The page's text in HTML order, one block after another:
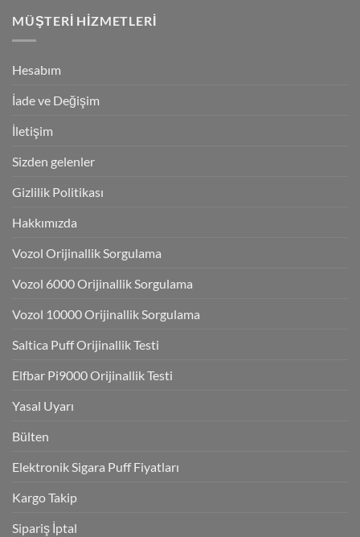
MÜŞTERI HIZMETLERI
Hesabım
İade ve Değişim
İletişim
Sizden gelenler
Gizlilik Politikası
Hakkımızda
Vozol Orijinallik Sorgulama
Vozol 6000 Orijinallik Sorgulama
Vozol 10000 Orijinallik Sorgulama
Saltica Puff Orijinallik Testi
Elfbar Pi9000 Orijinallik Testi
Yasal Uyarı
Bülten
Elektronik Sigara Puff Fiyatları
Kargo Takip
Sipariş İptal